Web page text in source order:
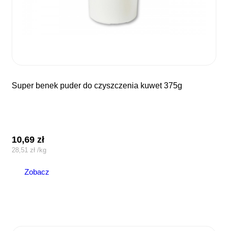
super benek puder do czyszczenia kuwet 375g
10,69zł
28,51 zł /kg
Zobacz